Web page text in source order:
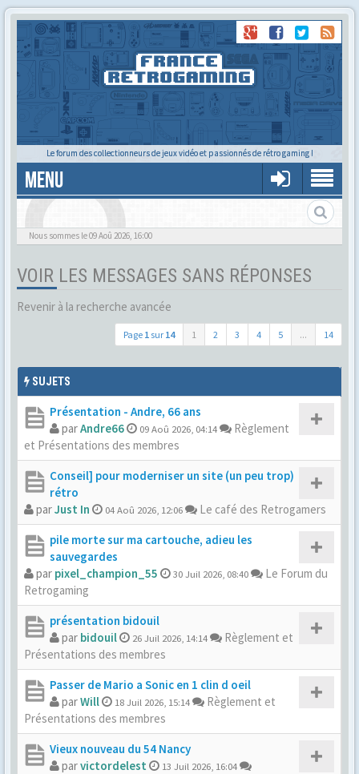
Le forum des collectionneurs de jeux vidéo et passionnés de rétro gaming !
MENU
Alors tu trouves ?
Nous sommes le 09 Aoû 2026, 16:00
VOIR LES MESSAGES SANS RÉPONSES
Revenir à la recherche avancée
Page 1 sur 14 1 2 3 4 5 ... 14
SUJETS
Présentation - Andre, 66 ans
parAndre66 09 Aoû 2026, 04:14
Règlement
et Présentations des membres
Conseil] pour moderniser un site (un peu trop)
rétro
parJust In 04 Aoû 2026, 12:06
Le café des Retrogamers
pile morte sur ma cartouche, adieu les
sauvegardes
par pixel_champion_55 30 Juil 2026, 08:40
Le Forum du
Retrogaming
présentation bidouil
par bidouil 26 Juil 2026, 14:14
Règlement et
Présentations des membres
Passer de Mario a Sonic en 1 clin d oeil
parWill 18 Juil 2026, 15:14
Règlement et
Présentations des membres
Vieux nouveau du 54 Nancy
parvictordelest 13 Juil 2026, 16:04